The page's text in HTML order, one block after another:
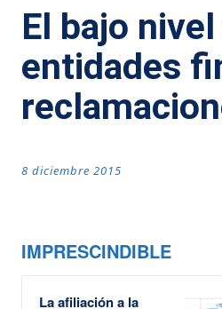
El bajo
entidades
8 diciembre 2015
IMPRESCINDIBLE
La afiliación a la